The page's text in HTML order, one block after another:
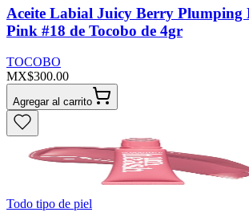
Aceite Labial Juicy Berry Plumping
Pink #18 de Tocobo de 4gr
TOCOBO
MX$300.00
Agregar al carrito
Todo tipo de piel